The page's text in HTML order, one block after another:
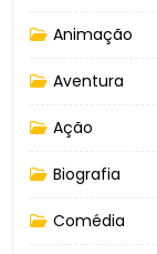
Animação
Aventura
Ação
Biografia
Comédia